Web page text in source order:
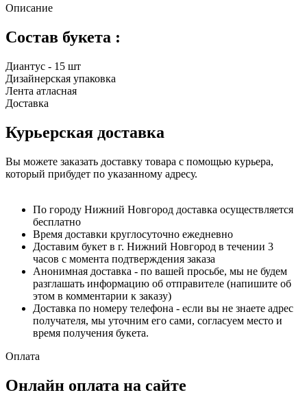
Описание
Состав букета :
Диантус - 15 шт
Дизайнерская упаковка
Лента атласная
Доставка
Курьерская доставка
Вы можете заказать доставку товара с помощью курьера,
который прибудет по указанному адресу.
По городу Нижний Новгород доставка осуществляется
бесплатно
Время доставки круглосуточно ежедневно
Доставим букет в г. Нижний Новгород в течении 3
часов с момента подтверждения заказа
Анонимная доставка - по вашей просьбе, мы не будем
разглашать информацию об отправителе (напишите об
этом в комментарии к заказу)
Доставка по номеру телефона - если вы не знаете адрес
получателя, мы уточним его сами, согласуем место и
время получения букета.
Оплата
Онлайн оплата на сайте